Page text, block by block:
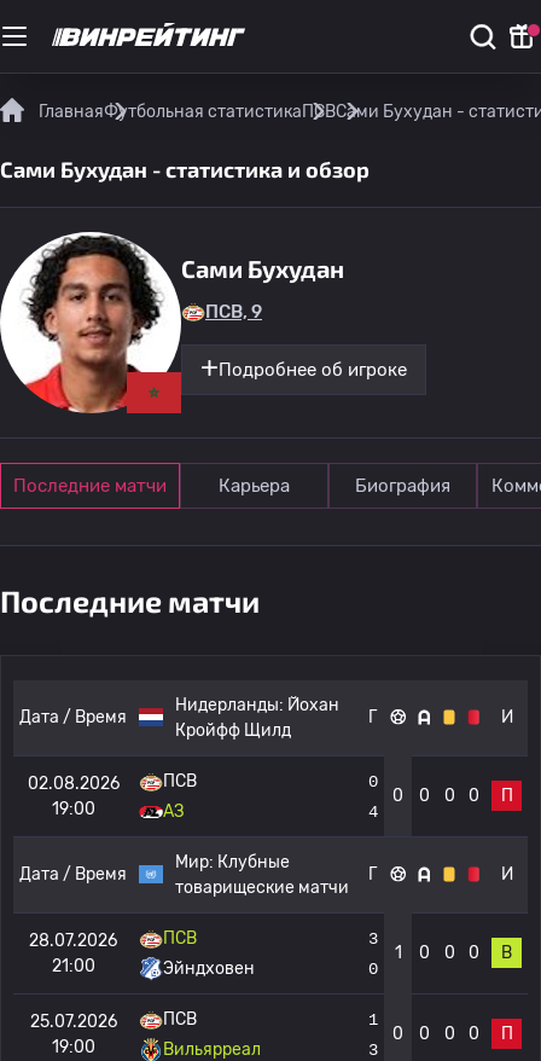
ГлавнаяФутбольная статистикаПСВСами Бухудан -
Сами Бухудан - статистика и обзор
Сами Бухудан
ПСВ, 9
Подробнее об игроке
Последние матчи Карьера Биография
Последние матчи
Дата / Время
Нидерланды: Йохан
Кройфф Щилд
Г И
02.08.2026
19:00
ПСВ
АЗ
0
4
0 0 0 0 П
Дата / Время
Мир: Клубные
товарищеские матчи
Г И
28.07.2026
21:00
ПСВ
Эйндховен
3
0
1 0 0 0 В
25.07.2026
19:00
ПСВ
Вильярреал
1
3
0 0 0 0 П